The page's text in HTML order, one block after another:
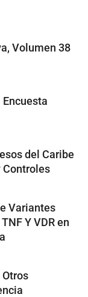
Volumen 38
del Caribe
Controles
Variantes
Y VDR en